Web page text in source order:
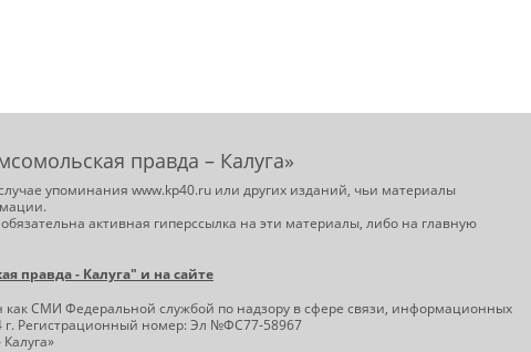
правда – Калуга»
упоминания www.kp40.ru или других изданий, чьи материалы
активная гиперссылка на эти материалы, либо на главную
правда - Калуга" и на сайте
как СМИ Федеральной службой по надзору в сфере связи, информационных
г. Регистрационный номер: Эл №ФС77-58967